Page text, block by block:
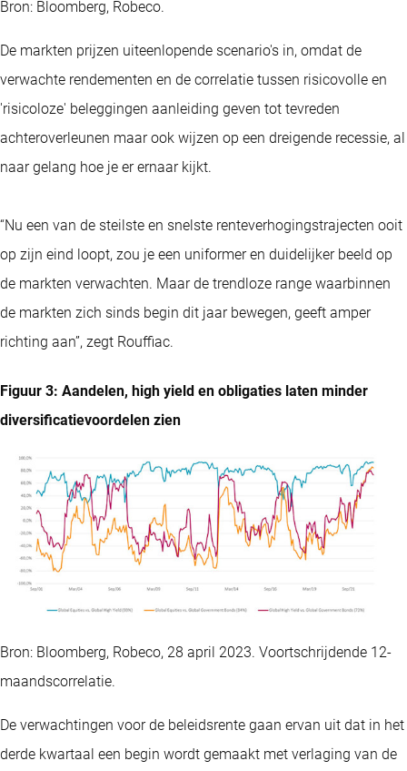
Bron: Bloomberg, Robeco.
De markten prijzen uiteenlopende scenario's in, omdat de
verwachte rendementen en de correlatie tussen risicovolle en
'risicoloze' beleggingen aanleiding geven tot tevreden
achteroverleunen maar ook wijzen op een dreigende recessie, al
naar gelang hoe je er ernaar kijkt.
“Nu een van de steilste en snelste renteverhogingstrajecten ooit
op zijn eind loopt, zou je een uniformer en duidelijker beeld op
de markten verwachten. Maar de trendloze range waarbinnen
de markten zich sinds begin dit jaar bewegen, geeft amper
richting aan”, zegt Rouffiac.
Figuur 3: Aandelen, high yield en obligaties laten minder
diversificatievoordelen zien
Bron: Bloomberg, Robeco, 28 april 2023. Voortschrijdende 12-
maandscorrelatie.
De verwachtingen voor de beleidsrente gaan ervan uit dat in het
derde kwartaal een begin wordt gemaakt met verlaging van de